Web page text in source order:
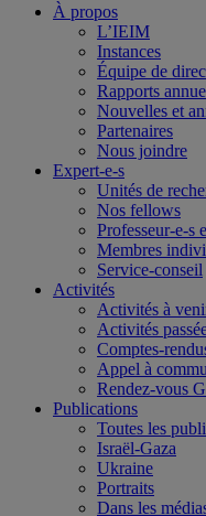
À propos
L’IEIM
Instances
Équipe de
Rapports
Nouvelles et
Partenaires
Nous joindre
Expert-e-s
Unités de
Nos fellows
Professeur-e-s
Membres
Service-conseil
Activités
Activités à
Activités
Comptes-
Appel à
Rendez-vous
Publications
Toutes les
Israël-Gaza
Ukraine
Portraits
Dans les